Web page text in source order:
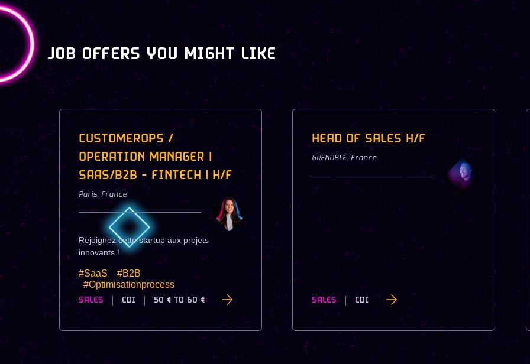
JOB OFFERS YOU MIGHT LIKE
CUSTOMEROPS /
OPERATION MANAGER |
SAAS/B2B - FINTECH | H/F
Paris, France
Rejoignez cette startup aux projets
innovants !
#SaaS
#B2B
#Optimisationprocess
SALES CDI 50 € TO 60 €
HEAD OF SALES H/F
GRENOBLE, France
SALES CDI